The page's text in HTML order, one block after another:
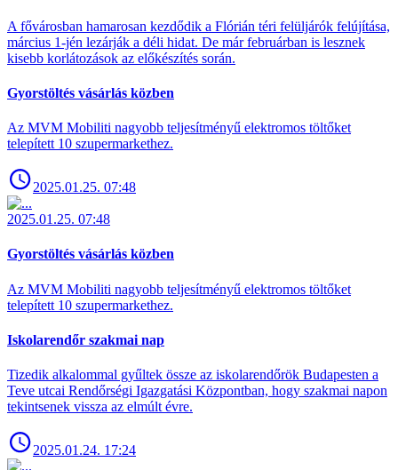
A fővárosban hamarosan kezdődik a Flórián téri felüljárók felújítása,
március 1-jén lezárják a déli hidat. De már februárban is lesznek
kisebb korlátozások az előkészítés során.
Gyorstöltés vásárlás közben
Az MVM Mobiliti nagyobb teljesítményű elektromos töltőket
telepített 10 szupermarkethez.
2025.01.25. 07:48
2025.01.25. 07:48
Gyorstöltés vásárlás közben
Az MVM Mobiliti nagyobb teljesítményű elektromos töltőket
telepített 10 szupermarkethez.
Iskolarendőr szakmai nap
Tizedik alkalommal gyűltek össze az iskolarendőrök Budapesten a
Teve utcai Rendőrségi Igazgatási Központban, hogy szakmai napon
tekintsenek vissza az elmúlt évre.
2025.01.24. 17:24